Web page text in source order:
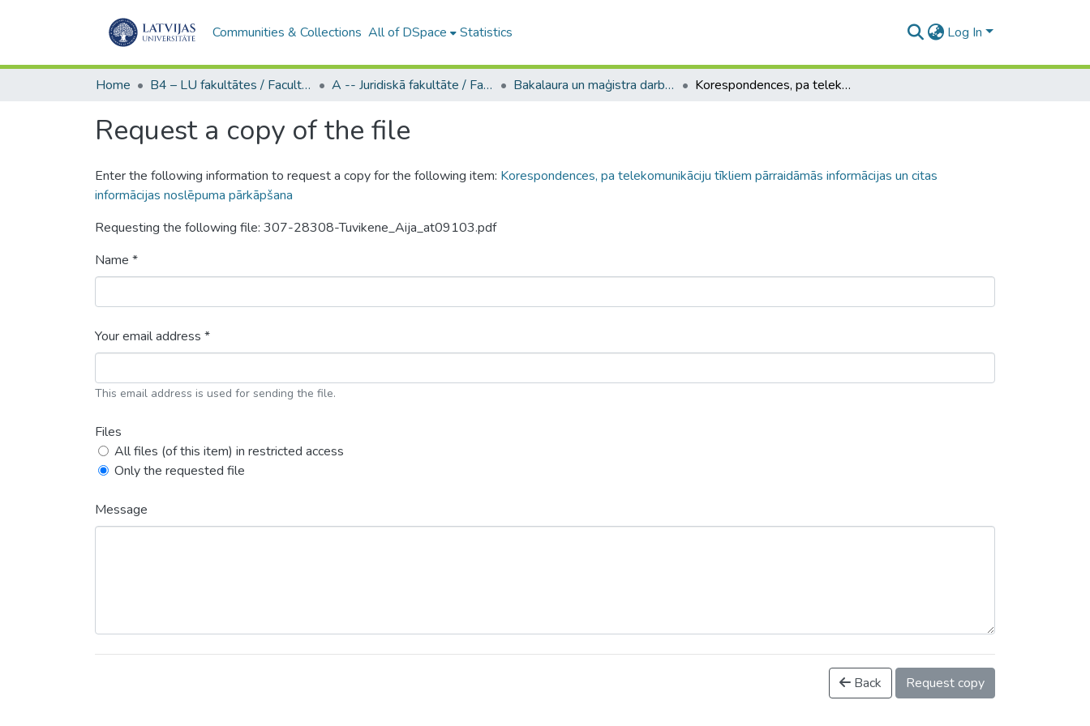
Communities & Collections All of DSpace Statistics Log In
Home B4 – LU fakultātes / Faculties of the UL A -- Juridiskā fakultāte / Faculty of Law Bakalaura un maģistra darbi (JF) / Bachelor's and Master's theses Korespondences, pa telekomunikāciju tīkliem pārraidāmās informācijas un citas informācijas noslēpuma pārkāpšana
Request a copy of the file
Enter the following information to request a copy for the following item: Korespondences, pa telekomunikāciju tīkliem pārraidāmās informācijas un citas
informācijas noslēpuma pārkāpšana
Requesting the following file: 307-28308-Tuvikene_Aija_at09103.pdf
Name *
Your email address *
This email address is used for sending the file.
Files
All files (of this item) in restricted access
Only the requested file
Message
Back Request copy